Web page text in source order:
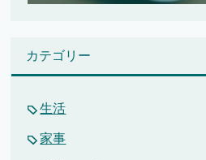
カテゴリー
生活
家事